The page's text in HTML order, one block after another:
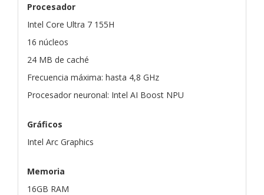
Procesador
Intel Core Ultra 7 155H
16 núcleos
24 MB de caché
Frecuencia máxima: hasta 4,8 GHz
Procesador neuronal: Intel AI Boost NPU
Gráficos
Intel Arc Graphics
Memoria
16GB RAM